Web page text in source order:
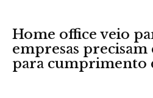
Home office veio
empresas precisam
para cumprimento